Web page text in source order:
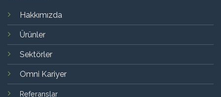
Hakkımızda
Ürünler
Sektörler
Omni Kariyer
Referanslar